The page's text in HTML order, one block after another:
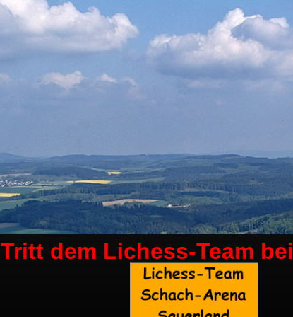
Tritt dem Lichess-Team bei